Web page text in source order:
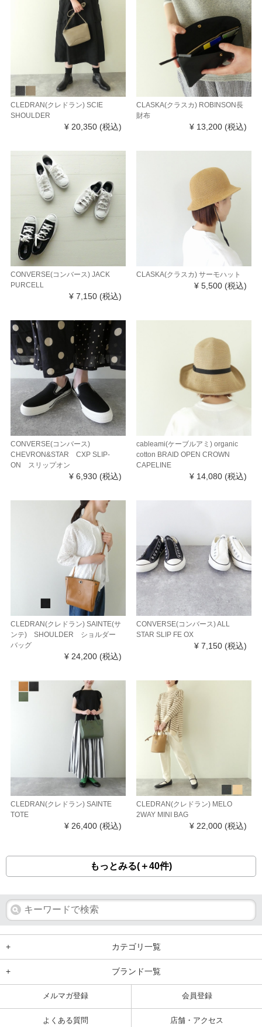
CLEDRAN(クレドラン) SCIE
SHOULDER
¥ 20,350 (税込)
CLASKA(クラスカ) ROBINSON長
財布
¥ 13,200 (税込)
CONVERSE(コンバース) JACK
PURCELL
¥ 7,150 (税込)
CLASKA(クラスカ) サーモハット
¥ 5,500 (税込)
CONVERSE(コンバース)
CHEVRON&STAR CXP SLIP-
ON スリップオン
¥ 6,930 (税込)
cableami(ケーブルアミ) organic
cotton BRAID OPEN CROWN
CAPELINE
¥ 14,080 (税込)
CLEDRAN(クレドラン) SAINTE(サ
ンテ) SHOULDER ショルダー
バッグ
¥ 24,200 (税込)
CONVERSE(コンバース) ALL
STAR SLIP FE OX
¥ 7,150 (税込)
CLEDRAN(クレドラン) SAINTE
TOTE
¥ 26,400 (税込)
CLEDRAN(クレドラン) MELO
2WAY MINI BAG
¥ 22,000 (税込)
もっとみる(＋40件)
+ カテゴリ一覧
+ ブランド一覧
メルマガ登録 会員登録
よくある質問 店舗・アクセス